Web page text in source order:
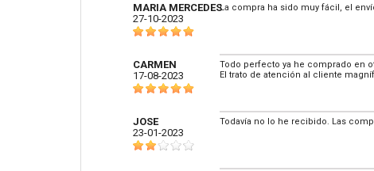
MARIA MERCEDES
27-10-2023
La compra ha sido muy fácil, el
CARMEN
17-08-2023
Todo perfecto ya he comprado en
El trato de atención al cliente
JOSE
23-01-2023
Todavía no lo he recibido. Las